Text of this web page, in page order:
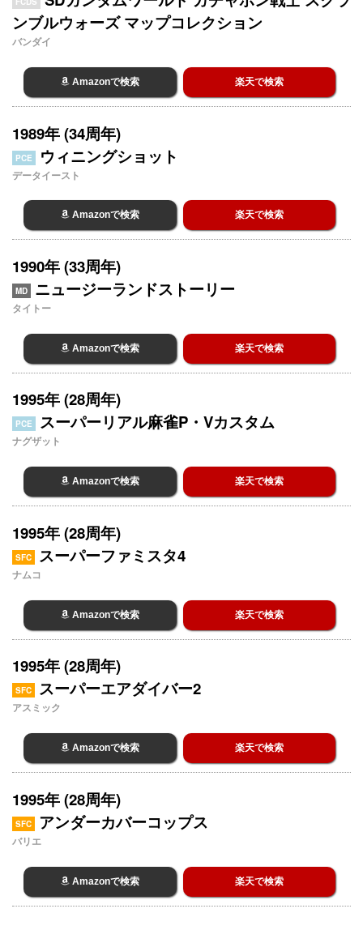
ンブルウォーズ マップコレクション
バンダイ
Amazonで検索 楽天で検索
1989年 (34周年)
PCE ウィニングショット
データイースト
Amazonで検索 楽天で検索
1990年 (33周年)
MD ニュージーランドストーリー
タイトー
Amazonで検索 楽天で検索
1995年 (28周年)
PCE スーパーリアル麻雀P・Vカスタム
ナグザット
Amazonで検索 楽天で検索
1995年 (28周年)
SFC スーパーファミスタ4
ナムコ
Amazonで検索 楽天で検索
1995年 (28周年)
SFC スーパーエアダイバー2
アスミック
Amazonで検索 楽天で検索
1995年 (28周年)
SFC アンダーカバーコップス
バリエ
Amazonで検索 楽天で検索